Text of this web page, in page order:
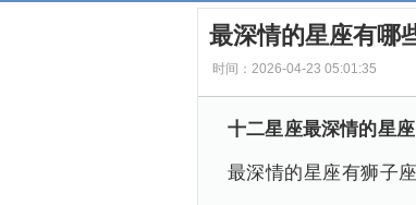
最深情的星座有哪
时间：2026-04-23 05:01:35
十二星座最深情的星座
最深情的星座有狮子